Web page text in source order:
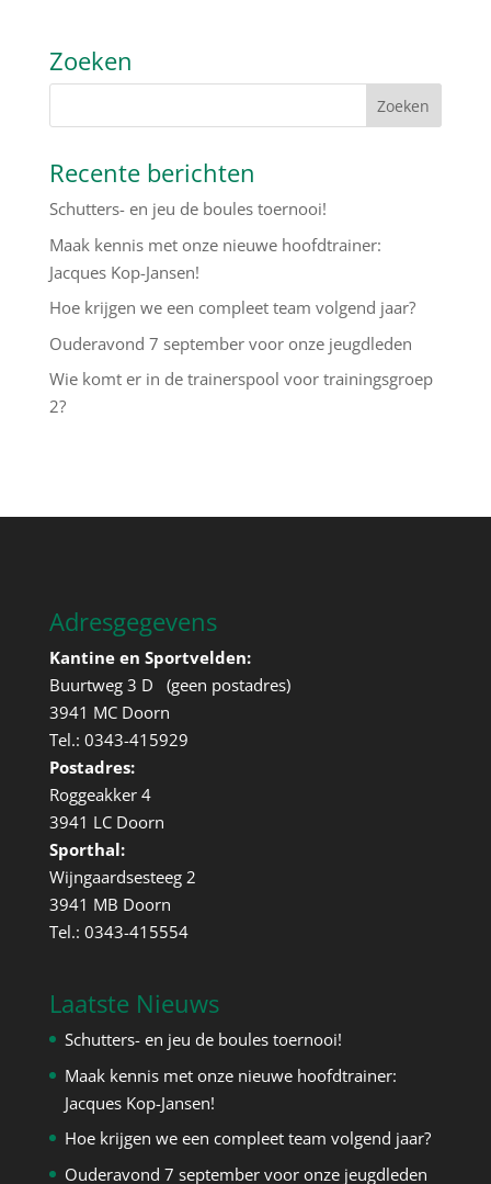
Zoeken
Recente berichten
Schutters- en jeu de boules toernooi!
Maak kennis met onze nieuwe hoofdtrainer:
Jacques Kop-Jansen!
Hoe krijgen we een compleet team volgend jaar?
Ouderavond 7 september voor onze jeugdleden
Wie komt er in de trainerspool voor trainingsgroep
2?
Adresgegevens
Kantine en Sportvelden:
Buurtweg 3 D (geen postadres)
3941 MC Doorn
Tel.: 0343-415929
Postadres:
Roggeakker 4
3941 LC Doorn
Sporthal:
Wijngaardsesteeg 2
3941 MB Doorn
Tel.: 0343-415554
Laatste Nieuws
Schutters- en jeu de boules toernooi!
Maak kennis met onze nieuwe hoofdtrainer:
Jacques Kop-Jansen!
Hoe krijgen we een compleet team volgend jaar?
Ouderavond 7 september voor onze jeugdleden